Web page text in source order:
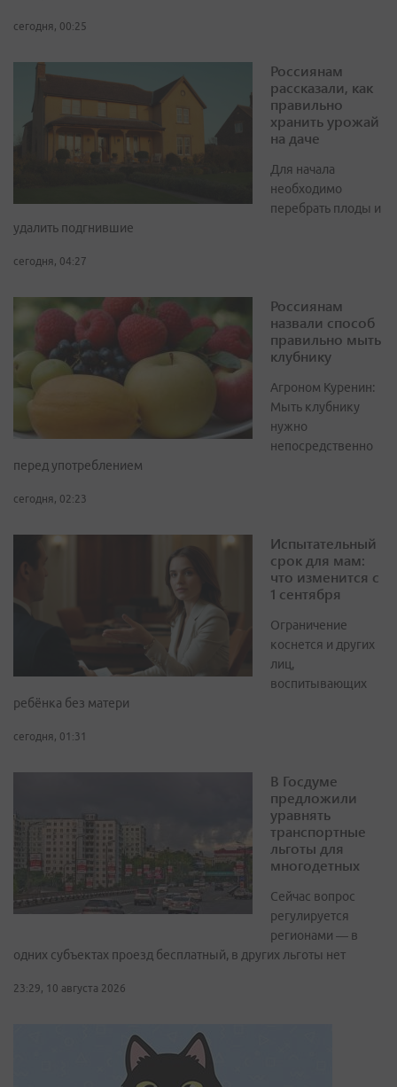
сегодня, 00:25
Россиянам
рассказали, как
правильно
хранить урожай
на даче
Для начала
необходимо
перебрать плоды и
удалить подгнившие
сегодня, 04:27
Россиянам
назвали способ
правильно мыть
клубнику
Агроном Куренин:
Мыть клубнику
нужно
непосредственно
перед употреблением
сегодня, 02:23
Испытательный
срок для мам:
что изменится с
1 сентября
Ограничение
коснется и других
лиц,
воспитывающих
ребёнка без матери
сегодня, 01:31
В Госдуме
предложили
уравнять
транспортные
льготы для
многодетных
Сейчас вопрос
регулируется
регионами — в
одних субъектах проезд бесплатный, в других льготы нет
23:29, 10 августа 2026